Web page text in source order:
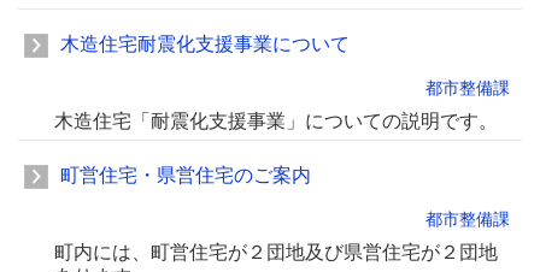
木造住宅耐震化支援事業について
都市整備課
木造住宅「耐震化支援事業」についての説明です。
町営住宅・県営住宅のご案内
都市整備課
町内には、町営住宅が２団地及び県営住宅が２団地